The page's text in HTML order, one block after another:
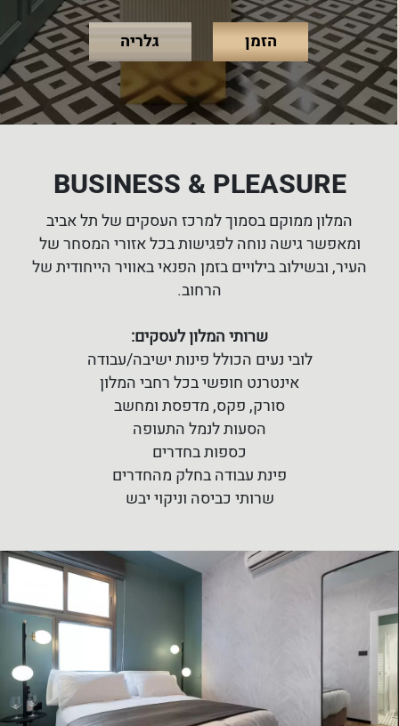
הזמן גלריה
BUSINESS & PLEASURE
המלון ממוקם בסמוך למרכז העסקים של תל אביב
ומאפשר גישה נוחה לפגישות בכל אזורי המסחר של
העיר, ובשילוב בילויים בזמן הפנאי באוויר הייחודית של
הרחוב.
שרותי המלון לעסקים:
לובי נעים הכולל פינות ישיבה/עבודה
אינטרנט חופשי בכל רחבי המלון
סורק, פקס, מדפסת ומחשב
הסעות לנמל התעופה
כספות בחדרים
פינת עבודה בחלק מהחדרים
שרותי כביסה וניקוי יבש